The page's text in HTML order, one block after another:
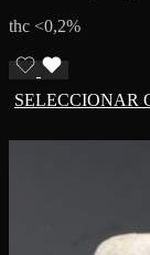
thc <0,2%
SELECCIONAR